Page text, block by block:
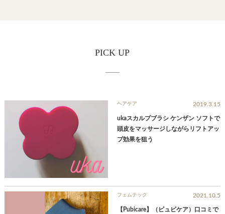
PICK UP
ヘアケア 2019.3.15
ukaスカルプブラシ ケンザン ソフトで
頭皮をマッサージしながらリフトアッ
プ効果を狙う
フェムテック 2021.10.5
【Pubicare】（ピュビケア）口コミで